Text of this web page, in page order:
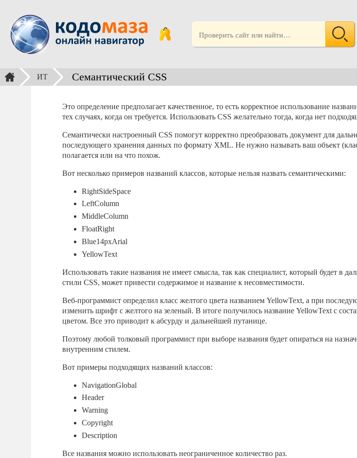
ИТ Семантический CSS
Это определение предполагает качественное, то есть корректное использование
тех случаях, когда он требуется. Использовать CSS желательно тогда, когда нет
Семантически настроенный CSS помогут корректно преобразовать документ для
последующего хранения данных по формату XML. Не нужно называть ваш объект
полагается или на что похож.
Вот несколько примеров названий классов, которые нельзя назвать семантическими:
RightSideSpace
LeftColumn
MiddleColumn
FloatRight
Blue14pxArial
YellowText
Использовать такие названия не имеет смысла, так как специалист, который будет в
стили CSS, может привести содержимое и название к несовместимости.
Веб-программист определил класс желтого цвета названием YellowText, а при
изменить шрифт с желтого на зеленый. В итоге получилось название YellowText с
цветом. Все это приводит к абсурду и дальнейшей путанице.
Поэтому любой толковый программист при выборе названия будет опираться на
внутренним стилем.
Вот примеры подходящих названий классов:
NavigationGlobal
Header
Warning
Copyright
Description
Все названия можно использовать неограниченное количество раз.